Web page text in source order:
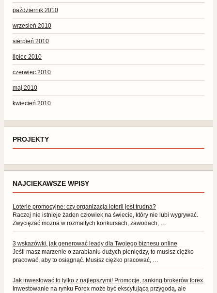
październik 2010
wrzesień 2010
sierpień 2010
lipiec 2010
czerwiec 2010
maj 2010
kwiecień 2010
PROJEKTY
NAJCIEKAWSZE WPISY
Loterie promocyjne: czy organizacja loterii jest trudna?
Raczej nie istnieje żaden człowiek na świecie, który nie lubi wygrywać.
Zwyciężać można w rozmaitych konkursach, zawodach, …
3 wskazówki, jak generować leady dla Twojego biznesu online
Jeśli masz marzenie o zarabianiu dużych pieniędzy, to musisz ciężko
pracować, aby to osiągnąć. Musisz ciężko pracować, …
Jak inwestować to tylko z najlepszymi! Promocje, ranking brokerów forex
Inwestowanie na rynku Forex może być ekscytującą przygodą, ale